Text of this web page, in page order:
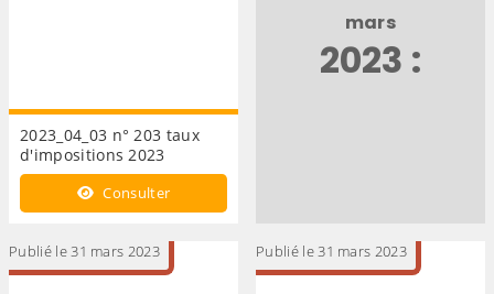
2023_04_03 n° 203 taux
d'impositions 2023
Consulter
mars
2023 :
Publié le 31 mars 2023 Publié le 31 mars 2023